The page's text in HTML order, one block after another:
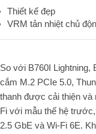
Thiết kế đẹp
VRM tản nhiệt chủ
So với B760I Lightning,
cắm M.2 PCIe 5.0,
thanh được cải thiện và
Fi với mẫu thế hệ
2.5 GbE và Wi-Fi 6E.